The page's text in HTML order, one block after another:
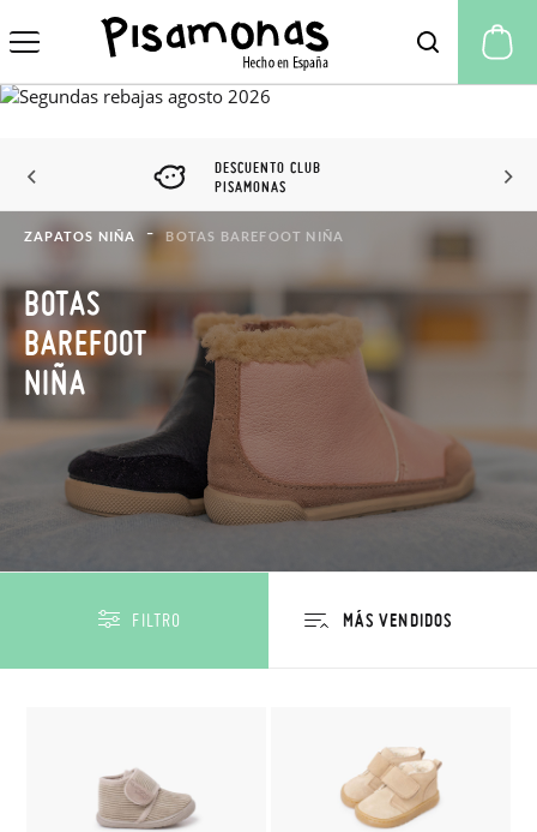
DESCUENTO CLUB
PISAMONAS
ZAPATOS NIÑA BOTAS BAREFOOT NIÑA
BOTAS
BAREFOOT
NIÑA
FILTRO